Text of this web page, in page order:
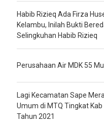
Habib Rizieq Ada Firza
Kelambu, Inilah Bukti
Selingkuhan Habib Rizieq
Perusahaan Air MDK 55
Lagi Kecamatan Sape
Umum di MTQ Tingkat Kab
Tahun 2021